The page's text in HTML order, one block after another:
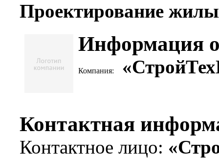
Проектирование
Информация
Контактная
Контактное лицо: